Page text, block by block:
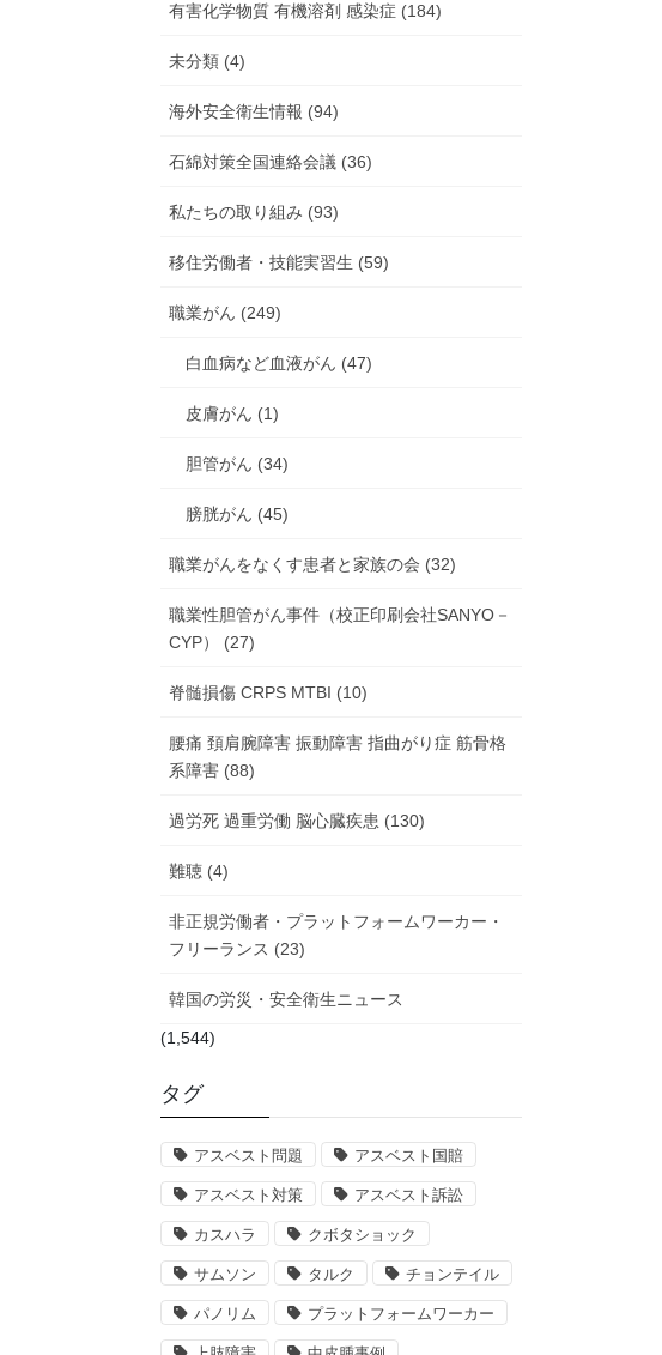
有害化学物質 有機溶剤 感染症 (184)
未分類 (4)
海外安全衛生情報 (94)
石綿対策全国連絡会議 (36)
私たちの取り組み (93)
移住労働者・技能実習生 (59)
職業がん (249)
白血病など血液がん (47)
皮膚がん (1)
胆管がん (34)
膀胱がん (45)
職業がんをなくす患者と家族の会 (32)
職業性胆管がん事件（校正印刷会社SANYO－
CYP） (27)
脊髄損傷 CRPS MTBI (10)
腰痛 頚肩腕障害 振動障害 指曲がり症 筋骨格
系障害 (88)
過労死 過重労働 脳心臓疾患 (130)
難聴 (4)
非正規労働者・プラットフォームワーカー・
フリーランス (23)
韓国の労災・安全衛生ニュース
(1,544)
タグ
アスベスト問題 アスベスト国賠
アスベスト対策 アスベスト訴訟
カスハラ クボタショック
サムソン タルク チョンテイル
パノリム プラットフォームワーカー